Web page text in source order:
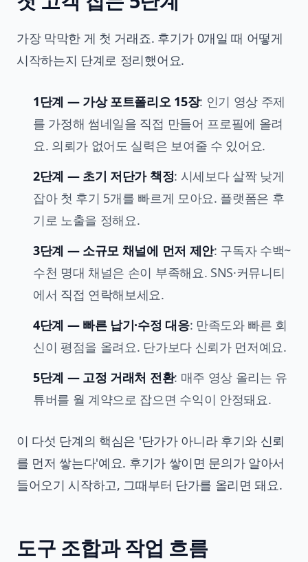
가장 막막한 게 첫 거래죠. 후기가 0개일 때 어떻게
시작하는지 단계로 정리했어요.
1단계 — 가상 포트폴리오 15장: 인기 영상 주제
를 가정해 썸네일을 직접 만들어 프로필에 올려
요. 의뢰가 없어도 실력은 보여줄 수 있어요.
2단계 — 초기 저단가 책정: 시세보다 살짝 낮게
잡아 첫 후기 5개를 빠르게 모아요. 플랫폼은 후
기로 노출을 정해요.
3단계 — 소규모 채널에 먼저 제안: 구독자 수백~
수천 명대 채널은 손이 부족해요. SNS·커뮤니티
에서 직접 연락해보세요.
4단계 — 빠른 납기·수정 대응: 만족도와 빠른 회
신이 평점을 올려요. 단가보다 신뢰가 먼저예요.
5단계 — 고정 거래처 전환: 매주 영상 올리는 유
튜버를 월 계약으로 잡으면 수익이 안정돼요.
이 다섯 단계의 핵심은 '단가가 아니라 후기와 신뢰
를 먼저 쌓는다'예요. 후기가 쌓이면 문의가 알아서
들어오기 시작하고, 그때부터 단가를 올리면 돼요.
도구 조합과 작업 흐름